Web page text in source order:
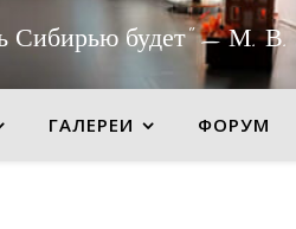
Сибирью будет" — М.
ГАЛЕРЕИ ФОРУМ